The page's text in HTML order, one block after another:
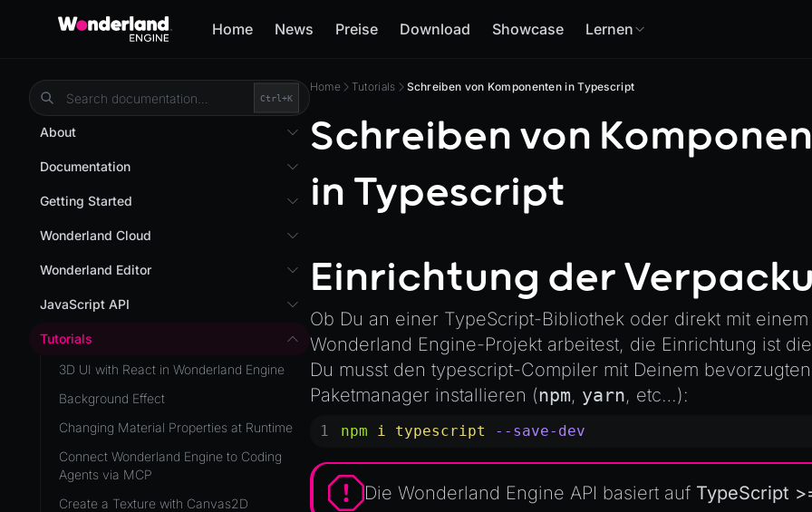
Home News Preise Download Showcase Lernen
Home Tutorials Schreiben von Komponenten in Typescript
Schreiben von
in Typescript
Einrichtung der
Ob Du an einer TypeScript-Bibliothek oder direkt mit einem
Wonderland Engine-Projekt arbeitest, die Einrichtung ist
Du musst den typescript-Compiler mit Deinem bevorzugten
Paketmanager installieren (npm, yarn, etc…):
npm i typescript --save-dev
Die Wonderland Engine API basiert auf TypeScript
Ctrl+K
About
Overview
WebXR Development
Features
Editor
Optimizations
Roadmap
Release & Deploy
Royalty
Documentation
Custom Shaders
Getting Started
Getting Started
AR (Zappar)
VR
Mixed Reality
JavaScript
Unity to Wonderland
Wonderland Cloud
Introduction
Development Flow
Wonderland Editor
Wonderland Editor
Views
Plugins
JavaScript API
I18N
Prefab
PrefabGLTF
WL
WonderlandEngine
XR
Tutorials
3D UI with React in Wonderland Engine
Background Effect
Changing Material Properties at Runtime
Connect Wonderland Engine to Coding
Agents via MCP
Create a Texture with Canvas2D